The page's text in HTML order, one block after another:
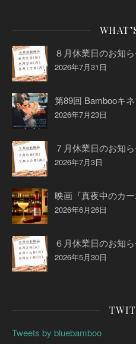
８月休業日のお知
2026年7月31日
第89回 Bambooキ
2026年7月23日
７月休業日のお知
2026年7月3日
映画『真夜中のカ
2026年6月26日
６月休業日のお知
2026年5月30日
Tweets by bluebamboo